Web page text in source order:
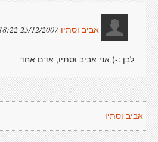
אביב וסתיו 25/12/2007 22:18:22
לבן :-) אני אביב וסתיו, אדם אחד
אביב וסתיו